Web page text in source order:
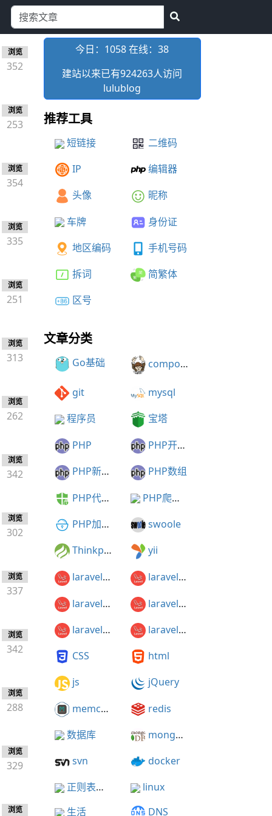
浏览
352
浏览
253
浏览
354
浏览
335
浏览
251
浏览
313
浏览
262
浏览
342
浏览
302
浏览
337
浏览
342
浏览
288
浏览
329
浏览
今日：1058 在线：38
建站以来已有924263人访问
lulublog
推荐工具
短链接
二维码
IP
编辑器
头像
昵称
车牌
身份证
地区编码
手机号码
拆词
简繁体
区号
文章分类
Go基础 composer
git
mysql
程序员
宝塔
PHP
PHP开发建议
PHP新特性
PHP数组
PHP代码加密
PHP爬虫框架
PHP加密解密
swoole
Thinkphp
yii
laravel5.1
laravel5.2
laravel5.3
laravel5.4
laravel5.5
laravel5.3开发知乎
CSS
html
js
jQuery
memcached
redis
数据库
mongodb
svn
docker
正则表达式
linux
生活
DNS